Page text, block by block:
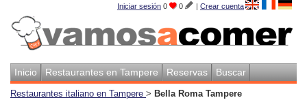
Iniciar sesión 0 0 | Crear cuenta
Inicio Restaurantes en Tampere Reservas Buscar
Restaurantes italiano en Tampere > Bella Roma Tampere